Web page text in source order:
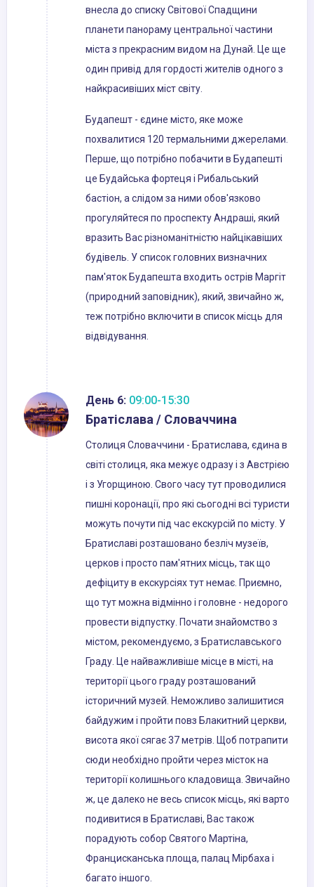
внесла до списку Світової Спадщини
планети панораму центральної частини
міста з прекрасним видом на Дунай. Це ще
один привід для гордості жителів одного з
найкрасивіших міст світу.
Будапешт - єдине місто, яке може
похвалитися 120 термальними джерелами.
Перше, що потрібно побачити в Будапешті
це Будайська фортеця і Рибальський
бастіон, а слідом за ними обов'язково
прогуляйтеся по проспекту Андраші, який
вразить Вас різноманітністю найцікавіших
будівель. У список головних визначних
пам'яток Будапешта входить острів Маргіт
(природний заповідник), який, звичайно ж,
теж потрібно включити в список місць для
відвідування.
День 6: 09:00-15:30
Братіслава / Словаччина
Столиця Словаччини - Братислава, єдина в
світі столиця, яка межує одразу і з Австрією
і з Угорщиною. Свого часу тут проводилися
пишні коронації, про які сьогодні всі туристи
можуть почути під час екскурсій по місту. У
Братиславі розташовано безліч музеїв,
церков і просто пам'ятних місць, так що
дефіциту в екскурсіях тут немає. Приємно,
що тут можна відмінно і головне - недорого
провести відпустку. Почати знайомство з
містом, рекомендуємо, з Братиславського
Граду. Це найважливіше місце в місті, на
території цього граду розташований
історичний музей. Неможливо залишитися
байдужим і пройти повз Блакитний церкви,
висота якої сягає 37 метрів. Щоб потрапити
сюди необхідно пройти через місток на
території колишнього кладовища. Звичайно
ж, це далеко не весь список місць, які варто
подивитися в Братиславі, Вас також
порадують собор Святого Мартіна,
Францисканська площа, палац Мірбаха і
багато іншого.